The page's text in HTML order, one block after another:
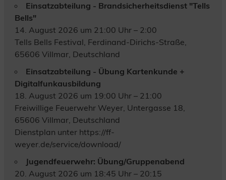
Einsatzabteilung - Brandsicherheitsdienst "Tells
Bells"
14. August 2026 um 21:00 Uhr – 2:00
Tells Bells Festival, Ferdinand-Dirichs-Straße,
65606 Villmar, Deutschland
Einsatzabteilung - Übung Kartenkunde +
Digitalfunkausbildung
18. August 2026 um 19:00 Uhr – 21:00
Freiwillige Feuerwehr Weyer, Untergasse 18,
65606 Villmar, Deutschland
Dienstplan unter https://ff-
weyer.de/service/download/
Jugendfeuerwehr: Übung/Gruppenabend
20. August 2026 um 18:45 Uhr – 20:15